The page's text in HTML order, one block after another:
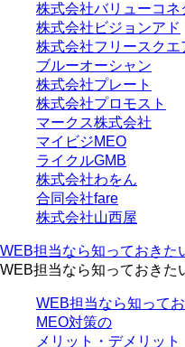
株式会社バリューコネ
株式会社ビジョンアド
株式会社フリースクエ
ブルーオーシャン
株式会社プレート
株式会社プロモスト
マークス株式会社
マイビジMEO
ライクルGMB
株式会社わをん
合同会社fare
株式会社山西屋
WEB担当なら知っておきた
WEB担当なら知っておきた
WEB担当なら知って
MEO対策の
メリット・デメリット